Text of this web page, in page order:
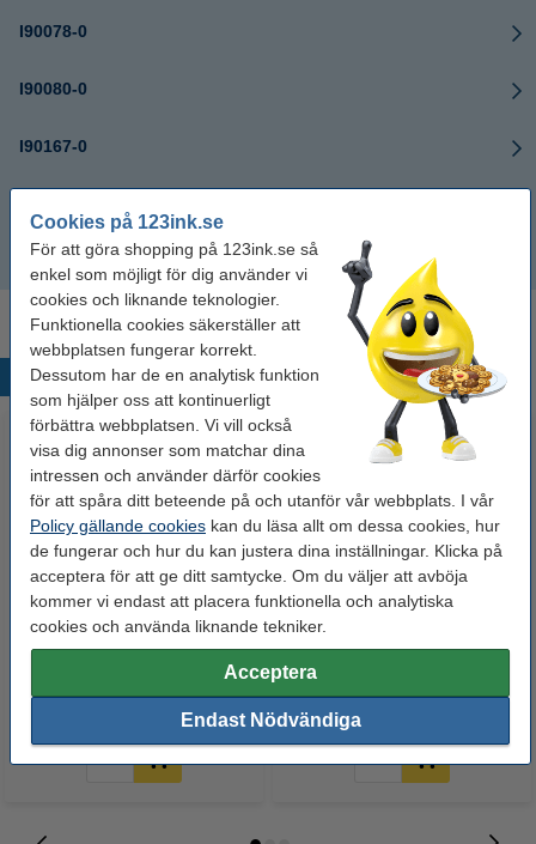
Cookies på 123ink.se
För att göra shopping på 123ink.se så
enkel som möjligt för dig använder vi
cookies och liknande teknologier.
Funktionella cookies säkerställer att
webbplatsen fungerar korrekt.
Dessutom har de en analytisk funktion
som hjälper oss att kontinuerligt
förbättra webbplatsen. Vi vill också
visa dig annonser som matchar dina
intressen och använder därför cookies
för att spåra ditt beteende på och utanför vår webbplats. I vår
Policy gällande cookies kan du läsa allt om dessa cookies, hur
de fungerar och hur du kan justera dina inställningar. Klicka på
acceptera för att ge ditt samtycke. Om du väljer att avböja
kommer vi endast att placera funktionella och analytiska
cookies och använda liknande tekniker.
Acceptera
Endast Nödvändiga
I90078-0
I90080-0
I90167-0
I90481-0
Populära produkter
Whiteboardpenna 2.5mm |
123ink | sorterade färger | 4st
Märkpenna permanent 2.5mm |